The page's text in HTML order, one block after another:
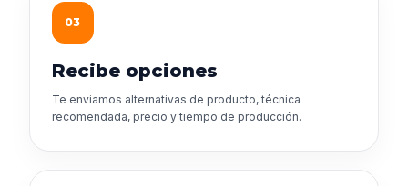
03
Recibe opciones
Te enviamos alternativas de producto, técnica
recomendada, precio y tiempo de producción.